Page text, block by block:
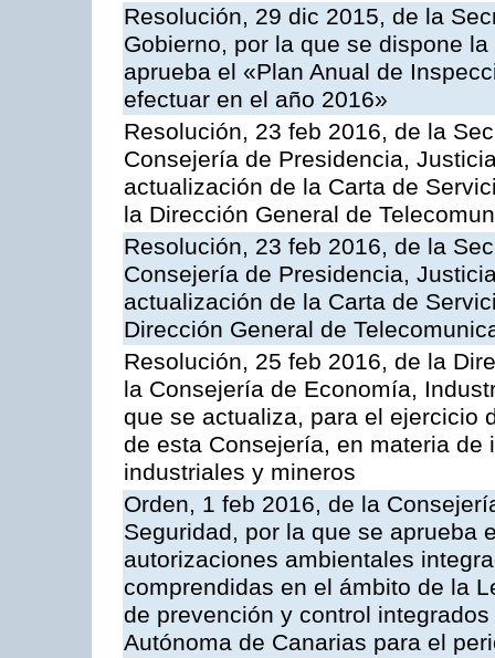
Resolución, 29 dic 2015, de la
Gobierno, por la que se dispone
aprueba el «Plan Anual de
efectuar en el año 2016»
Resolución, 23 feb 2016, de la
Consejería de Presidencia,
actualización de la Carta de
la Dirección General de
Resolución, 23 feb 2016, de la
Consejería de Presidencia,
actualización de la Carta de
Dirección General de
Resolución, 25 feb 2016, de la
la Consejería de Economía,
que se actualiza, para el ejercicio
de esta Consejería, en materia
industriales y mineros
Orden, 1 feb 2016, de la
Seguridad, por la que se aprueba
autorizaciones ambientales
comprendidas en el ámbito de la
de prevención y control
Autónoma de Canarias para el